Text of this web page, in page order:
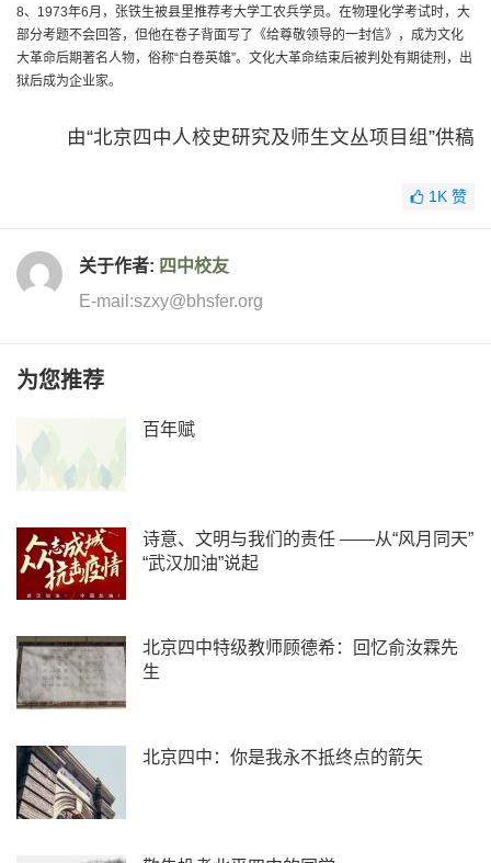
8、1973年6月，张铁生被县里推荐考大学工农兵学员。在物理化学考试时，大
部分考题不会回答，但他在卷子背面写了《给尊敬领导的一封信》，成为文化
大革命后期著名人物，俗称“白卷英雄”。文化大革命结束后被判处有期徒刑，出
狱后成为企业家。
由“北京四中人校史研究及师生文丛项目组”供稿
1K 赞
关于作者: 四中校友
E-mail:szxy@bhsfer.org
为您推荐
百年赋
诗意、文明与我们的责任 ——从“风月同天”
“武汉加油”说起
北京四中特级教师顾德希：回忆俞汝霖先
生
北京四中：你是我永不抵终点的箭矢